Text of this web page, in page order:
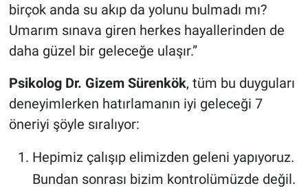
birçok anda su akıp da yolunu bulmadı mı?
Umarım sınava giren herkes hayallerinden de
daha güzel bir geleceğe ulaşır.”
Psikolog Dr. Gizem Sürenkök, tüm bu duyguları
deneyimlerken hatırlamanın iyi geleceği 7
öneriyi şöyle sıralıyor:
Hepimiz çalışıp elimizden geleni yapıyoruz.
Bundan sonrası bizim kontrolümüzde değil.